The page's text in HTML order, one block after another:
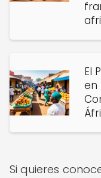
El
en
Si quieres